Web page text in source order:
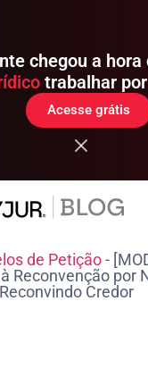
chegou a hora
trabalhar
Acesse grátis
de Petição-
Reconvenção por
Credor